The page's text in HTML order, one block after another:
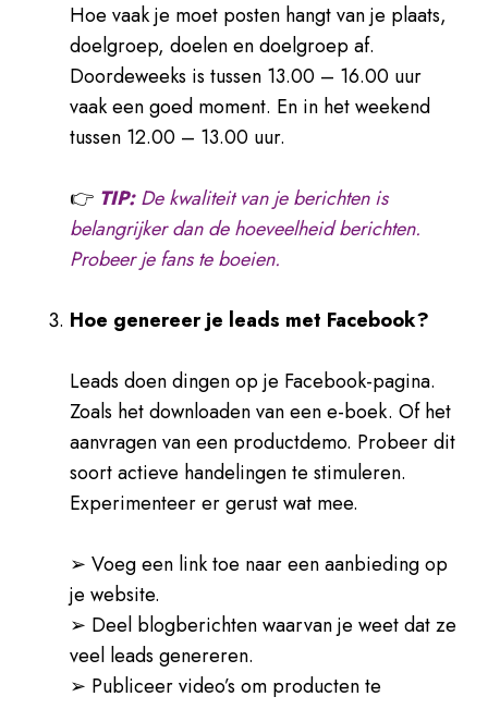
Hoe vaak je moet posten hangt van je plaats,
doelgroep, doelen en doelgroep af.
Doordeweeks is tussen 13.00 – 16.00 uur
vaak een goed moment. En in het weekend
tussen 12.00 – 13.00 uur.
👉 TIP:De kwaliteit van je berichten is
belangrijker dan de hoeveelheid berichten.
Probeer je fans te boeien.
Hoe genereer je leads met Facebook?
Leads doen dingen op je Facebook-pagina.
Zoals het downloaden van een e-boek. Of het
aanvragen van een productdemo. Probeer dit
soort actieve handelingen te stimuleren.
Experimenteer er gerust wat mee.
➢ Voeg een link toe naar een aanbieding op
je website.
➢ Deel blogberichten waarvan je weet dat ze
veel leads genereren.
➢ Publiceer video’s om producten te